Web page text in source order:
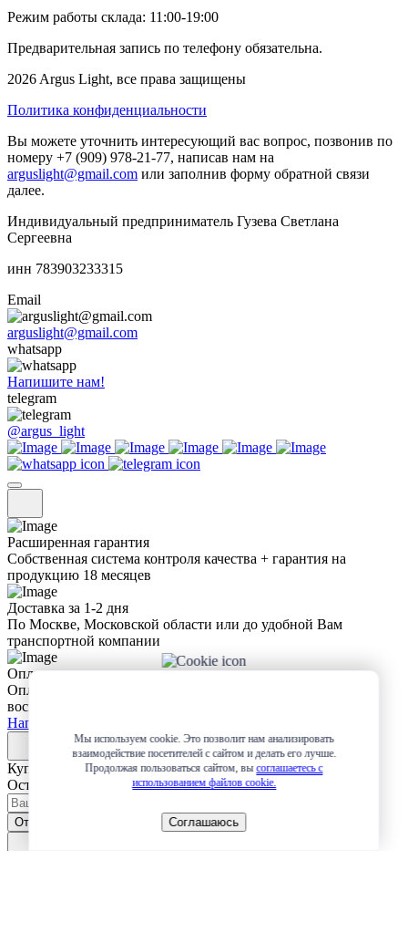
Режим работы склада: 11:00-19:00
Предварительная запись по телефону обязательна.
2026 Argus Light, все права защищены
Политика конфиденциальности
Вы можете уточнить интересующий вас вопрос, позвонив по
номеру +7 (909) 978-21-77, написав нам на
arguslight@gmail.com или заполнив форму обратной связи
далее.
Индивидуальный предприниматель Гузева Светлана
Сергеевна
инн 783903233315
Email
arguslight@gmail.com
whatsapp
Напишите нам!
telegram
@argus_light
Расширенная гарантия
Собственная система контроля качества + гарантия на
продукцию 18 месяцев
Доставка за 1-2 дня
По Москве, Московской области или до удобной Вам
транспортной компании
Оплата
Оплата любым удобным для Вас способом + возможность
воспользоваться рассрочкой или разбить платеж на 4 части
Написать в Whatsapp
Купить в 1 клик
Оставьте заявку и мы сами свяжемся с вами!
Отправить
Мы используем cookie. Это позволит нам анализировать
взаимодействие посетителей с сайтом и делать его лучше.
Продолжая пользоваться сайтом, высоглашаетесь с
использованием файлов cookie.
Соглашаюсь